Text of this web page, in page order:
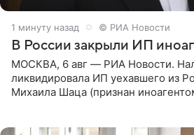
2 минуты назад © РИА Новости
В России закрыли ИП
МОСКВА, 6 авг — РИА Новости.
ликвидировала ИП уехавшего из
Михаила Шаца (признан